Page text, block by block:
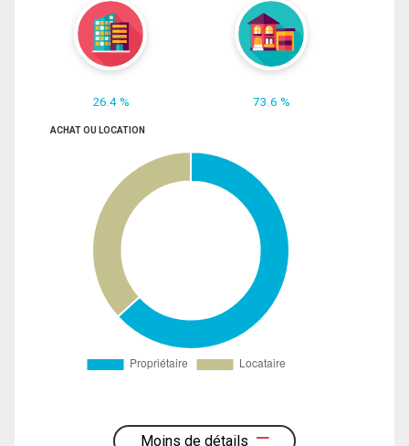
26.4 % 73.6 %
ACHAT OU LOCATION
Moins de détails